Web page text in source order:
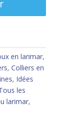
en larimar,
, Colliers en
, Idées
les
larimar,